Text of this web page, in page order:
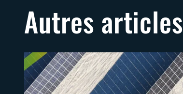
Autres articles